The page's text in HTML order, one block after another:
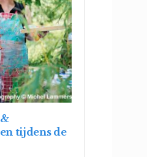
tijdens de